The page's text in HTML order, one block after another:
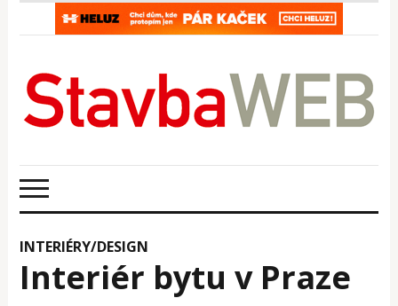
INTERIÉRY/DESIGN
Interiér bytu v Praze